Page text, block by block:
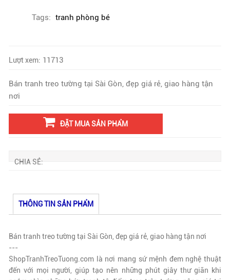
Tags: tranh phòng bé
Lượt xem: 11713
Bán tranh treo tường tại Sài Gòn, đẹp giá rẻ, giao hàng tận
nơi
ĐẶT MUA SẢN PHẨM
CHIA SẺ:
THÔNG TIN SẢN PHẨM
Bán tranh treo tường tại Sài Gòn, đẹp giá rẻ, giao hàng tận nơi
---
ShopTranhTreoTuong.com là nơi mang sứ mệnh đem nghệ thuật
đến với mọi người, giúp tạo nên những phút giây thư giãn khi